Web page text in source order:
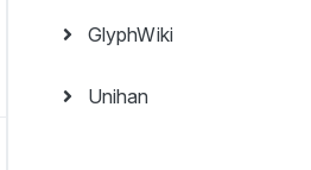
GlyphWiki
Unihan